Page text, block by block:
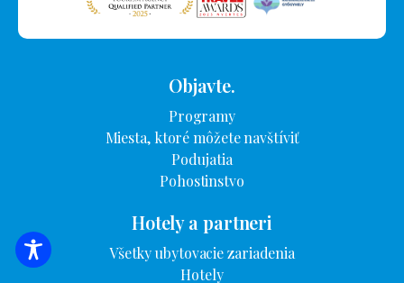
VYHĽADÁVANIE UBYTOVANIA
Objavte.
Programy
Miesta, ktoré môžete navštíviť
Podujatia
Pohostinstvo
Hotely a partneri
Všetky ubytovacie zariadenia
Hotely